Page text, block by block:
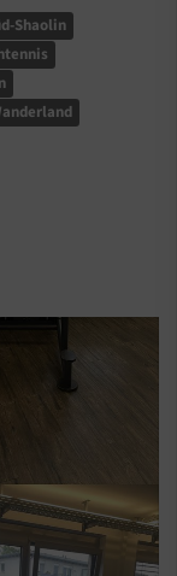
Shaolin